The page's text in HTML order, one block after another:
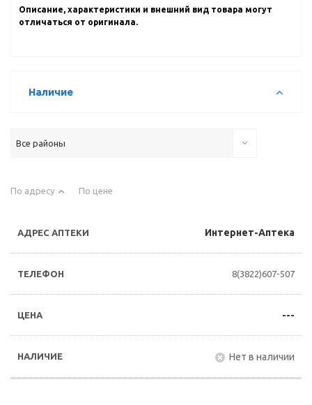
Описание, характеристики и внешний вид товара могут
отличаться от оригинала.
Наличие
Все районы
По адресу По цене
Интернет-Аптека
8(3822)607-507
---
Нет в наличии